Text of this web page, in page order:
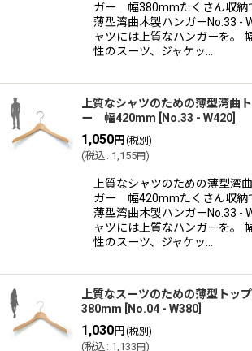
ガー 幅380mmたくさん収納
薄型湾曲木製ハンガーNo.33 -
ャツには上質なハンガーを。
性のスーツ、ジャケッ…
上質なシャツのための薄型湾曲
ー 幅420mm
No.33 - W420
1,050円 (税別)
(税込 : 1,155円)
上質なシャツのための薄型湾
ガー 幅420mmたくさん収納
薄型湾曲木製ハンガーNo.33 -
ャツには上質なハンガーを。
性のスーツ、ジャケッ…
上質なスーツのための薄型トッ
380mm
No.04 - W380
1,030円 (税別)
(税込 : 1,133 円)